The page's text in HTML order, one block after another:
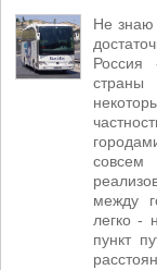
Не знаю
Россия
страны
между
легко -
пункт